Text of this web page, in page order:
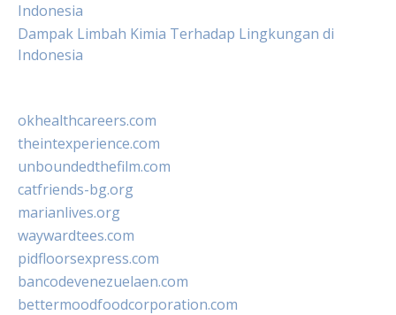
Indonesia
Dampak Limbah Kimia Terhadap Lingkungan di
Indonesia
okhealthcareers.com
theintexperience.com
unboundedthefilm.com
catfriends-bg.org
marianlives.org
waywardtees.com
pidfloorsexpress.com
bancodevenezuelaen.com
bettermoodfoodcorporation.com